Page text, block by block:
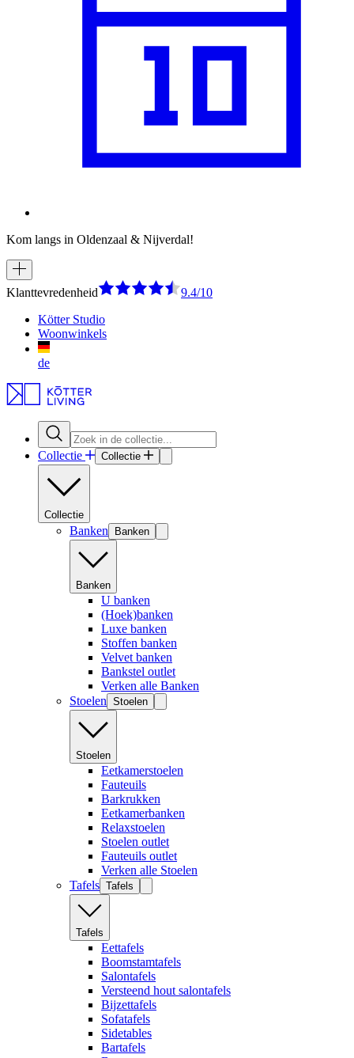
Kom langs in Oldenzaal & Nijverdal!
Klanttevredenheid
9.4/10
Kötter Studio
Woonwinkels
de
Collectie Collectie
Collectie
Banken Banken
Banken
U banken
(Hoek)banken
Luxe banken
Stoffen banken
Velvet banken
Bankstel outlet
Verken alle Banken
Stoelen Stoelen
Stoelen
Eetkamerstoelen
Fauteuils
Barkrukken
Eetkamerbanken
Relaxstoelen
Stoelen outlet
Fauteuils outlet
Verken alle Stoelen
Tafels Tafels
Tafels
Eettafels
Boomstamtafels
Salontafels
Versteend hout salontafels
Bijzettafels
Sofatafels
Sidetables
Bartafels